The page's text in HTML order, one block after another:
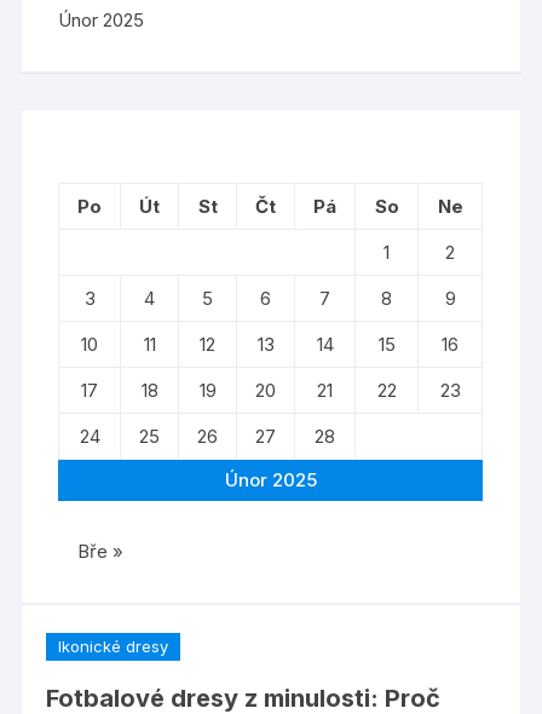
Ikonické dresy
Fotbalové dresy z minulosti: Proč
Únor 2025
Únor 2025
Po Út St Čt Pá So
Ne
1
2
3
4 5 6 7 8
9
10
11 12 13 14 15
16
17
18 19 20 21 22
23
24
25 26 27 28
Bře »